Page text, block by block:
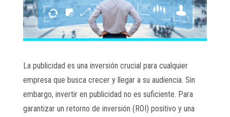
La publicidad es una inversión crucial para cualquier
empresa que busca crecer y llegar a su audiencia. Sin
embargo, invertir en publicidad no es suficiente. Para
garantizar un retorno de inversión (ROI) positivo y una